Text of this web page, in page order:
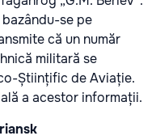
se pe
că un număr
militară se
Științific de Aviație.
a acestor informații.